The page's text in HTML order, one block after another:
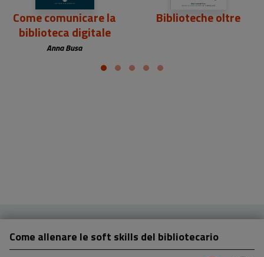
Come comunicare la
biblioteca digitale
Anna Busa
Biblioteche oltre
Come allenare le soft skills del bibliotecario